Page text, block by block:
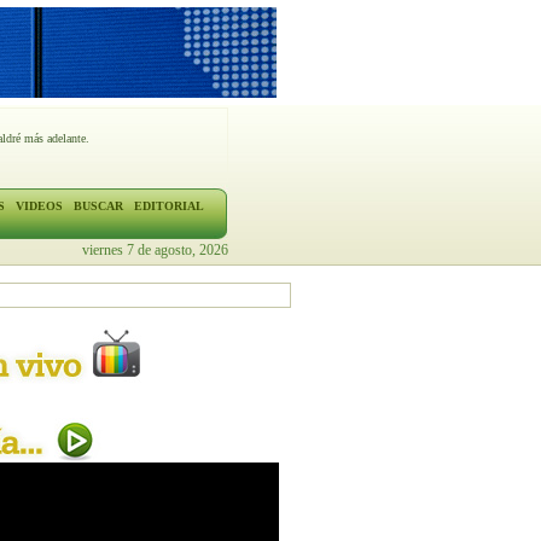
más adelante.
VIDEOS BUSCAR
EDITORIAL
viernes 7 de agosto, 2026